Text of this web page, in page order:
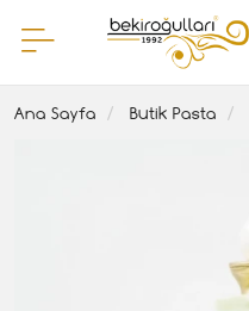
Ana Sayfa Butik Pasta